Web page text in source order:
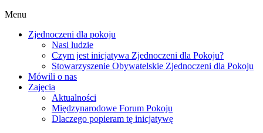
Menu
Zjednoczeni dla pokoju
Nasi ludzie
Czym jest inicjatywa Zjednoczeni dla Pokoju?
Stowarzyszenie Obywatelskie Zjednoczeni dla Pokoju
Mówili o nas
Zajęcia
Aktualności
Międzynarodowe Forum Pokoju
Dlaczego popieram tę inicjatywę